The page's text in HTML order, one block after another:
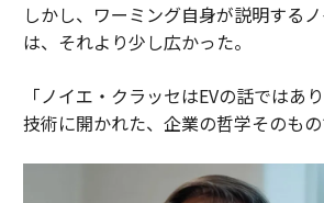
しかし、ワーミング自身が説明する
は、それより少し広かった。
「ノイエ・クラッセはEVの話ではあ
技術に開かれた、企業の哲学そのもの